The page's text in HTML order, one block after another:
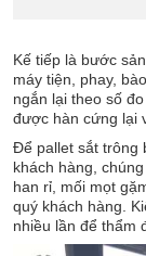
Kế tiếp là bước
máy tiện, phay,
ngắn lại theo số
được hàn cứng lại
Để pallet sắt trông
khách hàng,
han rỉ, mối mọt
quý khách hàng.
nhiều lần để thẩm